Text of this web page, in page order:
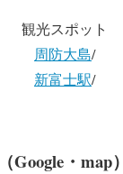
観光スポット
周防大島/
新富士駅/
Google・map